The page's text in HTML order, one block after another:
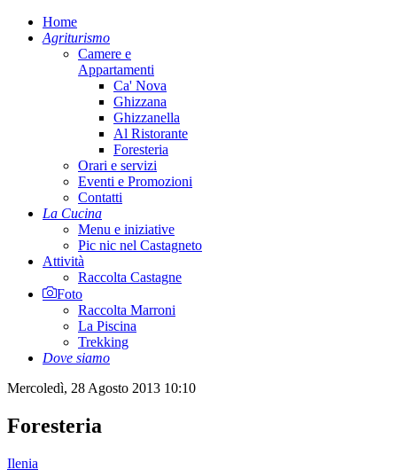
Home
Agriturismo
Camere e
Appartamenti
Ca' Nova
Ghizzana
Ghizzanella
Al Ristorante
Foresteria
Orari e servizi
Eventi e Promozioni
Contatti
La Cucina
Menu e iniziative
Pic nic nel Castagneto
Attività
Raccolta Castagne
Foto
Raccolta Marroni
La Piscina
Trekking
Dove siamo
Mercoledì, 28 Agosto 2013 10:10
Foresteria
Ilenia